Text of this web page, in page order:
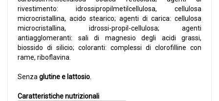
rivestimento: idrossipropilmetilcellulosa, cellulosa
microcristallina, acido stearico; agenti di carica: cellulosa
microcristallina, idrossi-propil-cellulosa; agenti
antiagglomeranti: sali di magnesio degli acidi grassi,
biossido di silicio; coloranti: complessi di clorofilline con
rame, riboflavina.
Senzaglutine e lattosio.
Caratteristiche nutrizionali